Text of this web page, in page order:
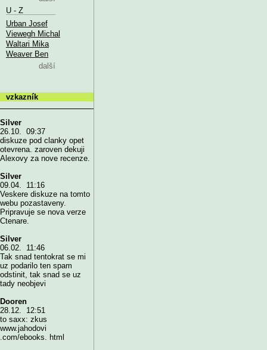
U - Z
Urban Josef
Viewegh Michal
Waltari Mika
Weaver Ben
další
vzkazník
Silver
26.10. 09:37
diskuze pod clanky opet
otevrena. zaroven dekuji
Alexovy za nove recenze.
Silver
09.04. 11:16
Veskere diskuze na tomto
webu pozastaveny.
Pripravuje se nova verze
Ctenare.
Silver
06.02. 11:46
Tak snad tentokrat se mi
uz podarilo ten spam
odstinit, tak snad se uz
tady neobjevi
Dooren
28.12. 12:51
to saxx: zkus
www.jahodovi
.com/ebooks. html